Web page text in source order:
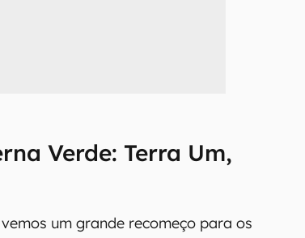
Verde: Terra Um,
vemos um grande recomeço para os